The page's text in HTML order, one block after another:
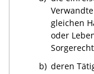
gleichen
oder
b) deren